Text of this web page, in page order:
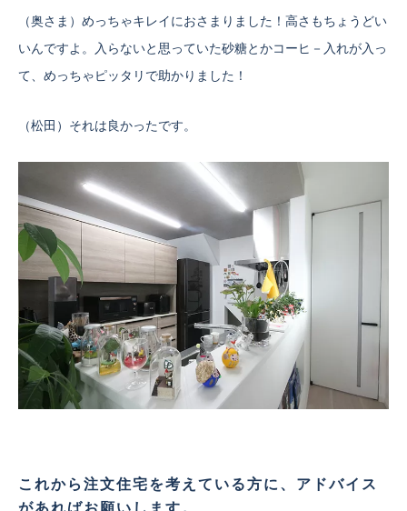
（奥さま）めっちゃキレイにおさまりました！高さもちょうどい
いんですよ。入らないと思っていた砂糖とかコーヒ－入れが入っ
て、めっちゃピッタリで助かりました！
（松田）それは良かったです。
これから注文住宅を考えている方に、アドバイス
があればお願いします。